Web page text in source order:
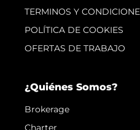
TERMINOS Y
POLÍTICA DE COOKIES
OFERTAS DE TRABAJO
¿Quiénes Somos?
Brokerage
Charter